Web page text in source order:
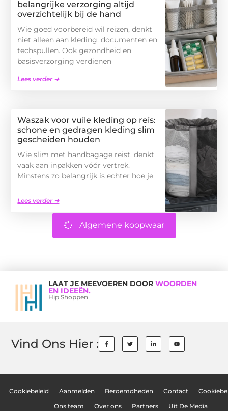
belangrijke verzorging altijd
overzichtelijk bij de hand
Wie goed voorbereid wil reizen, denkt
niet alleen aan kleding, documenten en
techspullen. Ook gezondheid en
basisverzorging verdienen
Lees verder ➜
Waszak voor vuile kleding op reis:
schone en gedragen kleding slim
gescheiden houden
Wie slim met handbagage reist, denkt
vaak aan inpakken vóór vertrek.
Minstens zo belangrijk is echter hoe je
Lees verder ➜
Algemene koopwaar
LAAT JE MEEVOEREN DOOR WOORDEN
EN IDEEËN.
Hip Shoppen
Vind Ons Hier :
Cookiebeleid Aanmelden Beroemdheden Contact
Ons team Over ons Partners Uit De Media